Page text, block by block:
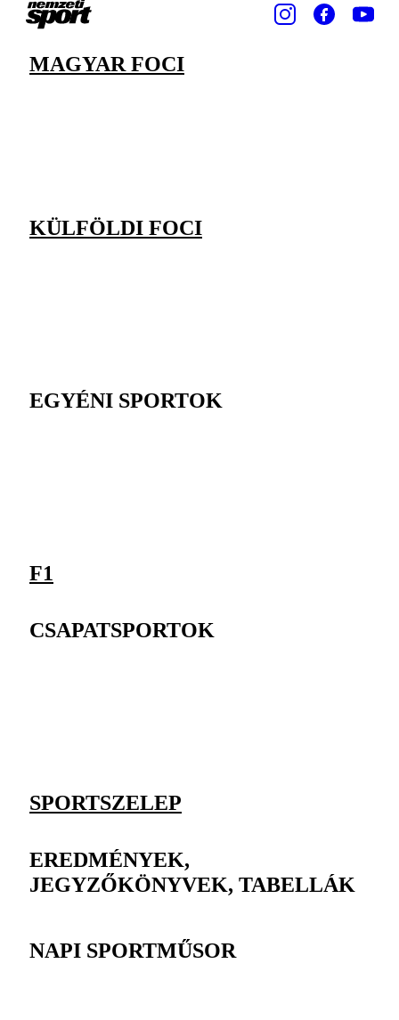
MAGYAR FOCI
KÜLFÖLDI FOCI
EGYÉNI SPORTOK
F1
CSAPATSPORTOK
SPORTSZELEP
EREDMÉNYEK,
JEGYZŐKÖNYVEK, TABELLÁK
NAPI SPORTMŰSOR